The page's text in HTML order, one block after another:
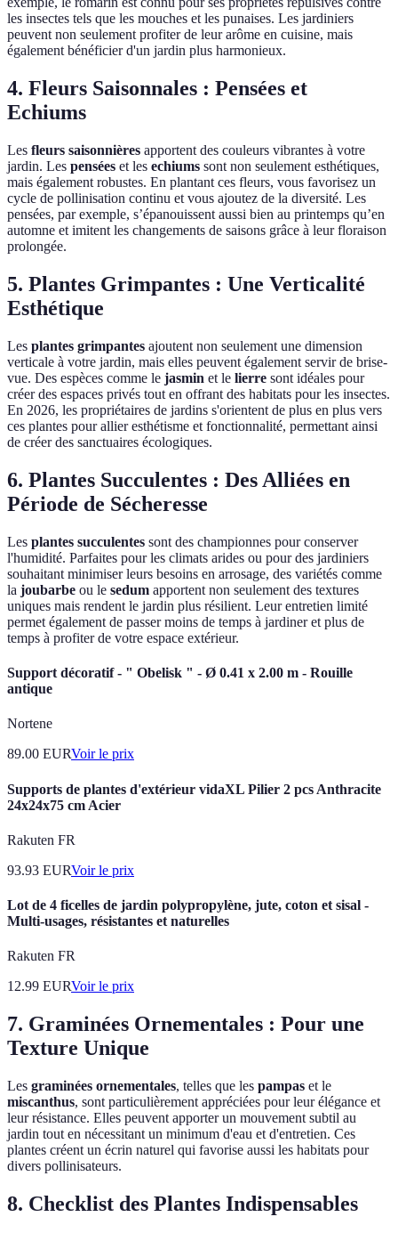
les insectes tels que les mouches et les punaises. Les jardiniers
peuvent non seulement profiter de leur arôme en cuisine, mais
également bénéficier d'un jardin plus harmonieux.
4. Fleurs Saisonnales : Pensées et
Echiums
Les fleurs saisonnières apportent des couleurs vibrantes à votre
jardin. Les pensées et les echiums sont non seulement esthétiques,
mais également robustes. En plantant ces fleurs, vous favorisez un
cycle de pollinisation continu et vous ajoutez de la diversité. Les
pensées, par exemple, s’épanouissent aussi bien au printemps qu’en
automne et imitent les changements de saisons grâce à leur floraison
prolongée.
5. Plantes Grimpantes : Une Verticalité
Esthétique
Les plantes grimpantes ajoutent non seulement une dimension
verticale à votre jardin, mais elles peuvent également servir de brise-
vue. Des espèces comme le jasmin et le lierre sont idéales pour
créer des espaces privés tout en offrant des habitats pour les insectes.
En 2026, les propriétaires de jardins s'orientent de plus en plus vers
ces plantes pour allier esthétisme et fonctionnalité, permettant ainsi
de créer des sanctuaires écologiques.
6. Plantes Succulentes : Des Alliées en
Période de Sécheresse
Les plantes succulentes sont des championnes pour conserver
l'humidité. Parfaites pour les climats arides ou pour des jardiniers
souhaitant minimiser leurs besoins en arrosage, des variétés comme
la joubarbe ou le sedum apportent non seulement des textures
uniques mais rendent le jardin plus résilient. Leur entretien limité
permet également de passer moins de temps à jardiner et plus de
temps à profiter de votre espace extérieur.
Support décoratif - " Obelisk " - Ø 0.41 x 2.00 m - Rouille
antique
Nortene
89.00 EURVoir le prix
Supports de plantes d'extérieur vidaXL Pilier 2 pcs Anthracite
24x24x75 cm Acier
Rakuten FR
93.93 EURVoir le prix
Lot de 4 ficelles de jardin polypropylène, jute, coton et sisal -
Multi-usages, résistantes et naturelles
Rakuten FR
12.99 EURVoir le prix
7. Graminées Ornementales : Pour une
Texture Unique
Les graminées ornementales, telles que les pampas et le
miscanthus, sont particulièrement appréciées pour leur élégance et
leur résistance. Elles peuvent apporter un mouvement subtil au
jardin tout en nécessitant un minimum d'eau et d'entretien. Ces
plantes créent un écrin naturel qui favorise aussi les habitats pour
divers pollinisateurs.
8. Checklist des Plantes Indispensables